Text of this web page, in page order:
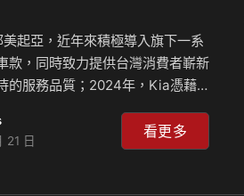
起亞，近年來積極導入旗下一系
款，同時致力提供台灣消費者嶄新
的服務品質；2024年，Kia憑藉
年達成總銷量破萬台的目標。 除
萬名車主的肯定，Kia總代理台灣
21 日
看更多